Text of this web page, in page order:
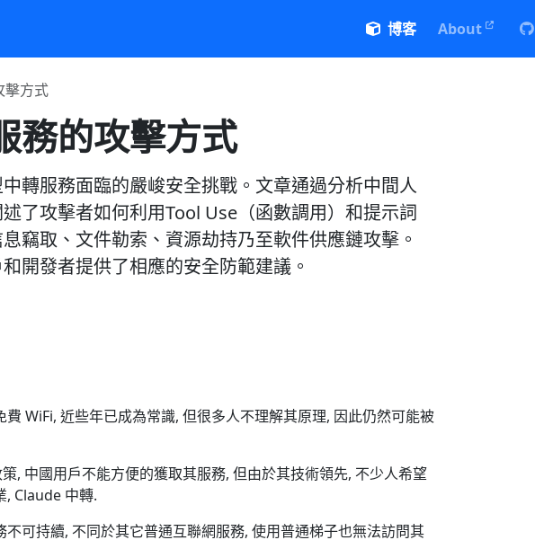
博客 About
擊方式
務的攻擊方式
轉服務面臨的嚴峻安全挑戰。文章通過分析中間人
了攻擊者如何利用Tool Use（函數調用）和提示詞
竊取、文件勒索、資源劫持乃至軟件供應鏈攻擊。
開發者提供了相應的安全防範建議。
WiFi, 近些年已成為常識, 但很多人不理解其原理, 因此仍然可能被
, 中國用戶不能方便的獲取其服務, 但由於其技術領先, 不少人希望
, Claude 中轉.
不可持續, 不同於其它普通互聯網服務, 使用普通梯子也無法訪問其